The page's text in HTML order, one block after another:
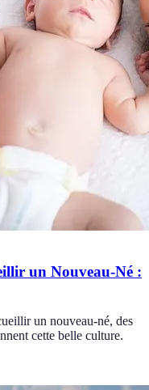
un Nouveau-Né :
un nouveau-né, des
cette belle culture.